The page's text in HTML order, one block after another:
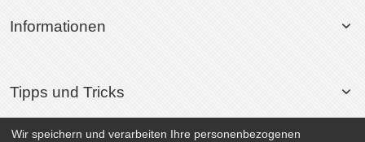
Informationen
Tipps und Tricks
Wir speichern und verarbeiten Ihre personenbezogenen